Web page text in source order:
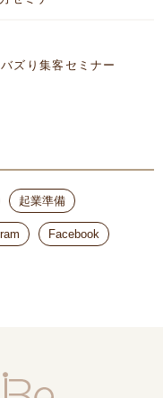
ズり集客セミナー
起業準備
Facebook